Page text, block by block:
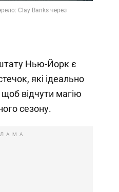
Clay Banks через
штату Нью-Йорк є
які ідеально
відчути магію
сезону.